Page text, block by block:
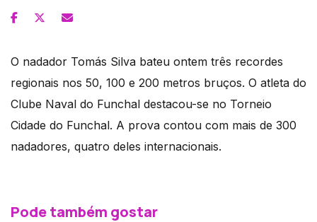
O nadador Tomás Silva bateu ontem três recordes
regionais nos 50, 100 e 200 metros bruços. O atleta do
Clube Naval do Funchal destacou-se no Torneio
Cidade do Funchal. A prova contou com mais de 300
nadadores, quatro deles internacionais.
Pode também gostar